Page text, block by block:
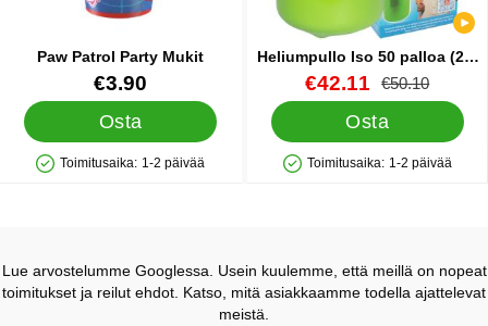
Paw Patrol Party Mukit
Tuote.nro 17536
€3.90
Osta
Saatavuus: Varastossa
Toimitusaika: 1-2 päivää
Heliumpullo Iso 50 palloa (20-
25 cm)
Tuote.nro 13480
uusi hinta
€42.11 vanha hinta
€50.10
Osta
Saatavuus: Varastossa
Toimitusaika: 1-2 päivää
Lue arvostelumme Googlessa. Usein kuulemme, että meillä on nopeat
toimitukset ja reilut ehdot. Katso, mitä asiakkaamme todella ajattelevat
meistä.